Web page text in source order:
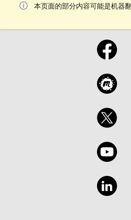
本页面的部分内容可能是机器